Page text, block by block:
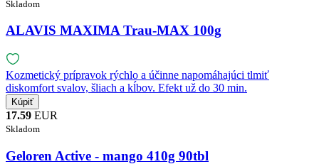
Skladom
ALAVIS MAXIMA Trau-MAX 100g
Kozmetický prípravok rýchlo a účinne napomáhajúci tlmiť
diskomfort svalov, šliach a kĺbov. Efekt už do 30 min.
17.59 EUR
Skladom
Geloren Active - mango 410g 90tbl